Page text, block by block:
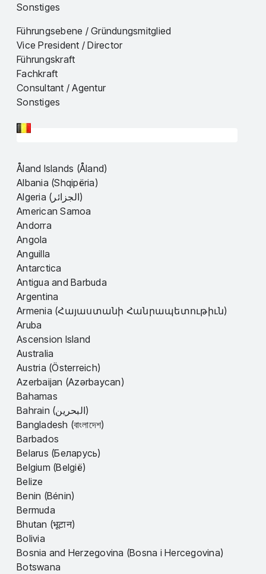
Sonstiges
Führungsebene / Gründungsmitglied
Vice President / Director
Führungskraft
Fachkraft
Consultant / Agentur
Sonstiges
Åland Islands (Åland)
Albania (Shqipëria)
Algeria (الجزائر)
American Samoa
Andorra
Angola
Anguilla
Antarctica
Antigua and Barbuda
Argentina
Armenia (Հայաստանի Հանրապետութիւն)
Aruba
Ascension Island
Australia
Austria (Österreich)
Azerbaijan (Azərbaycan)
Bahamas
Bahrain (البحرين)
Bangladesh (বাংলাদেশ)
Barbados
Belarus (Беларусь)
Belgium (België)
Belize
Benin (Bénin)
Bermuda
Bhutan (भूटान)
Bolivia
Bosnia and Herzegovina (Bosna i Hercegovina)
Botswana